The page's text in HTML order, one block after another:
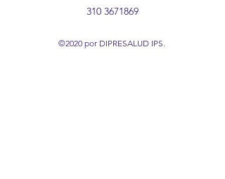
310 3671869
©2020 por DIPRESALUD IPS.